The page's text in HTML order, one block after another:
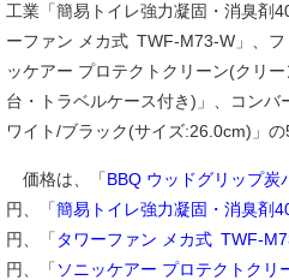
工業「簡易トイレ強力凝固・消臭剤
ーファン メカ式 TWF-M73-W」、
ッケアー プロテクトクリーン(クリ
台・トラベルケース付き)」、コンバ
ワイト/ブラック(サイズ:26.0cm)」の
価格は、「BBQ ウッドグリップ炭
円、「簡易トイレ強力凝固・消臭剤
円、「 タワーファン メカ式 TWF-
円、「 ソニッケアー プロテクトクリ